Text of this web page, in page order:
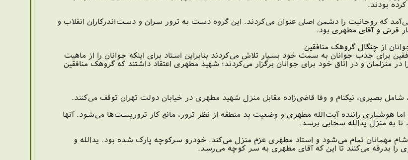
بودند.
که روحانیت را دشمن اصلی عنوان می‌کردند. این گروه دست به ترور سران و دست‌اندرکاران انقلاب و
قرنی و آقای مطهری بود.
از چنگال گروهک منافقین
برای جذب جوانان به سمت خود بسیار تلاش می‌کردند بنابراین استاد برای اینکه جوانان را از ماهیت
منزلمان و در اتاق خود برای جوانان برگزار می‌کردند؛ شهید مطهری اعتقاد داشتند که گروهک منافقین
اما هوشیاری راننده آیت‌الله مطهری و وضعیت بد منطقه از نظر ترور، مانع کار تروریست‌ها می‌شود. آنها
به منزل یدالله سحابی برسد.
جلسه و نیز شام مهمانان تمام می‌شود و استاد مطهری عزم منزل می‌کند. خودرو سرکوچه پارک شده بود. یدالله و
را بدرقه می‌کنند تا این که آقای مطهری به سر کوچه می‌رسد.